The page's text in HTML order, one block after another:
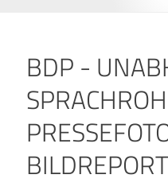
BDP -